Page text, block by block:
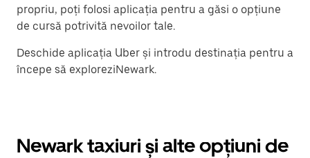
propriu, poți folosi aplicația pentru a găsi o opțiune
de cursă potrivită nevoilor tale.
Deschide aplicația Uber și introdu destinația pentru a
începe să exploreziNewark.
Newark taxiuri și alte opțiuni de